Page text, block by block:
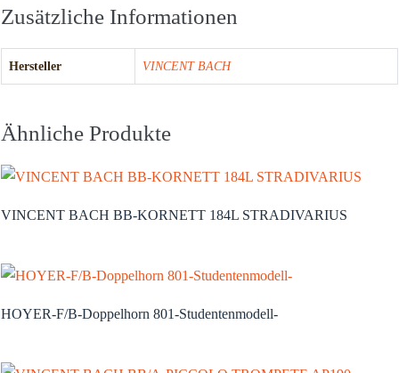
Zusätzliche Informationen
Hersteller VINCENT BACH
Ähnliche Produkte
VINCENT BACH BB-KORNETT 184L STRADIVARIUS
HOYER-F/B-Doppelhorn 801-Studentenmodell-